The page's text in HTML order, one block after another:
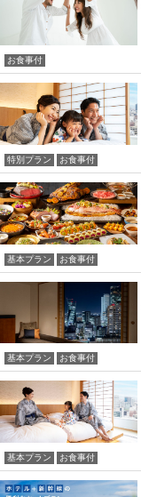
お食事付
特別プラン お食事付
基本プラン お食事付
基本プラン お食事付
基本プラン お食事付